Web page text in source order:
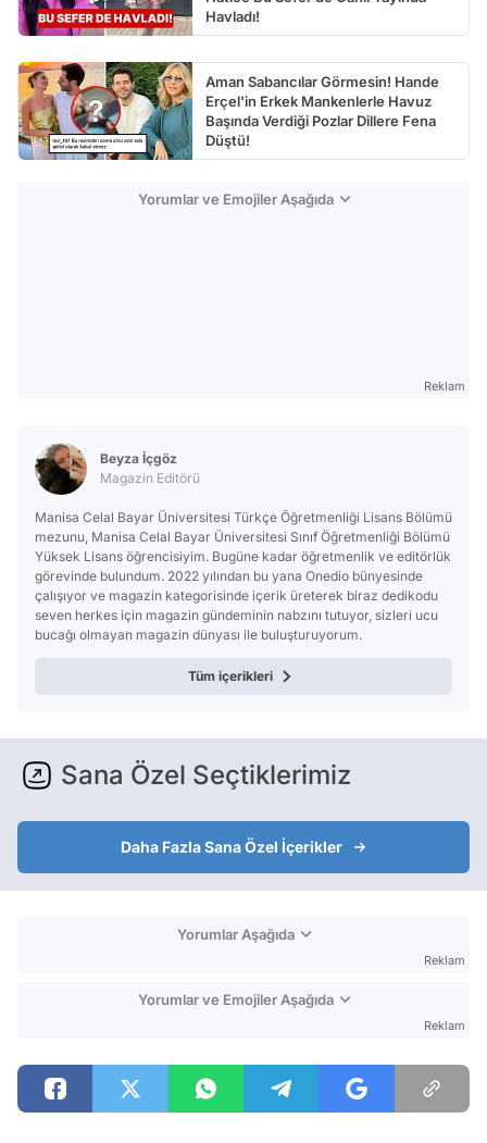
Havladı!
Aman Sabancılar Görmesin! Hande
Erçel'in Erkek Mankenlerle Havuz
Başında Verdiği Pozlar Dillere Fena
Düştü!
Yorumlar ve Emojiler Aşağıda
Reklam
Beyza İçgöz
Magazin Editörü
Manisa Celal Bayar Üniversitesi Türkçe Öğretmenliği Lisans Bölümü
mezunu, Manisa Celal Bayar Üniversitesi Sınıf Öğretmenliği Bölümü
Yüksek Lisans öğrencisiyim. Bugüne kadar öğretmenlik ve editörlük
görevinde bulundum. 2022 yılından bu yana Onedio bünyesinde
çalışıyor ve magazin kategorisinde içerik üreterek biraz dedikodu
seven herkes için magazin gündeminin nabzını tutuyor, sizleri ucu
bucağı olmayan magazin dünyası ile buluşturuyorum.
Tüm içerikleri
Sana Özel Seçtiklerimiz
Daha Fazla Sana Özel İçerikler
Yorumlar Aşağıda
Reklam
Yorumlar ve Emojiler Aşağıda
Reklam